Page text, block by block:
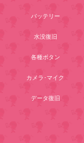
バッテリー
水没復旧
各種ボタン
カメラ･マイク
データ復旧